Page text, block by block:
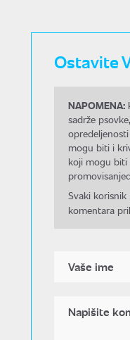
Ostavite
NAPOMENA:
sadrže
mogu biti i
koji mogu biti
Svaki
komentara